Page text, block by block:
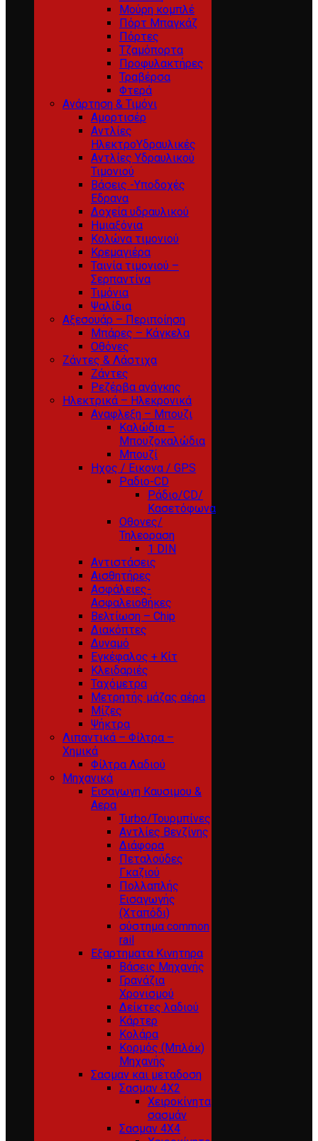
Μούρη κομπλέ
Πόρτ Μπαγκάζ
Πόρτες
Τζαμόπορτα
Προφυλακτήρες
Τραβέρσα
Φτερά
Ανάρτηση & Τιμόνι
Αμορτισέρ
Αντλίες
ΗλεκτροΥδραυλικές
Αντλίες Υδραυλικού
Τιμονιού
Βάσεις -Υποδοχές
Εδρανα
Δοχεία υδραυλικού
Ημιαξόνια
Κολώνα τιμονιού
Κρεμαγιέρα
Ταινία τιμονιού –
Σερπαντίνα
Τιμόνια
Ψαλίδια
Αξεσουάρ – Περιποίηση
Μπάρες – Κάγκελα
Οθόνες
Ζάντες & Λάστιχα
Ζάντες
Ρεζέρβα ανάγκης
Ηλεκτρικά – Ηλεκρονικά
Αναφλεξη – Μπουζι
Καλώδια –
Μπουζοκαλώδια
Μπουζί
Ηχος / Εικονα / GPS
Ραδιο-CD
Ράδιο/CD/
Κασετόφωνα
Οθονες/
Τηλεοραση
1 DIN
Αντιστάσεις
Αισθητήρες
Ασφάλειες-
Ασφαλειοθήκες
Βελτίωση – Chip
Διακόπτες
Δυναμό
Εγκέφαλος + Κίτ
Κλειδαριές
Ταχόμετρα
Μετρητής μάζας αέρα
Μίζες
Ψήκτρα
Λιπαντικά – Φίλτρα –
Χημικά
Φίλτρα Λαδιού
Μηχανικά
Εισαγωγη Καυσιμου &
Αερα
Turbo/Τουρμπίνες
Αντλίες Βενζίνης
Διάφορα
Πεταλούδες
Γκαζιού
Πολλαπλής
Εισαγωγής
(Χταπόδι)
σύστημα common
rail
Εξαρτηματα Κινητηρα
Βάσεις Μηχανής
Γρανάζια
Χρονισμού
Δείκτες λαδιού
Κάρτερ
Κολάρα
Κορμός (Μπλόκ)
Μηχανής
Σασμαν και μεταδοση
Σασμαν 4Χ2
Χειροκίνητα
σασμάν
Σασμαν 4Χ4